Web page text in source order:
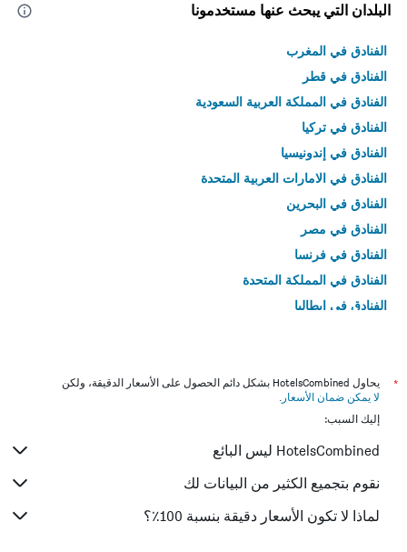
البلدان التي يبحث عنها مستخدمونا
الفنادق في المغرب
الفنادق في قطر
الفنادق في المملكة العربية السعودية
الفنادق في تركيا
الفنادق في إندونيسيا
الفنادق في الامارات العربية المتحدة
الفنادق في البحرين
الفنادق في مصر
الفنادق في فرنسا
الفنادق في المملكة المتحدة
الفنادق في إيطاليا
*
يحاول HotelsCombined بشكل دائم الحصول على الأسعار الدقيقة، ولكن
لا يمكن ضمان الأسعار .
إليك السبب:
HotelsCombined ليس البائع
نقوم بتجميع الكثير من البيانات لك
لماذا لا تكون الأسعار دقيقة بنسبة 100٪؟